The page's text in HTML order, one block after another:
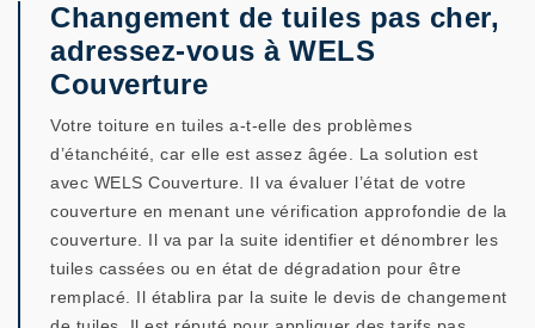
Changement de tuiles pas cher,
adressez-vous à WELS
Couverture
Votre toiture en tuiles a-t-elle des problèmes
d’étanchéité, car elle est assez âgée. La solution est
avec WELS Couverture. Il va évaluer l’état de votre
couverture en menant une vérification approfondie de la
couverture. Il va par la suite identifier et dénombrer les
tuiles cassées ou en état de dégradation pour être
remplacé. Il établira par la suite le devis de changement